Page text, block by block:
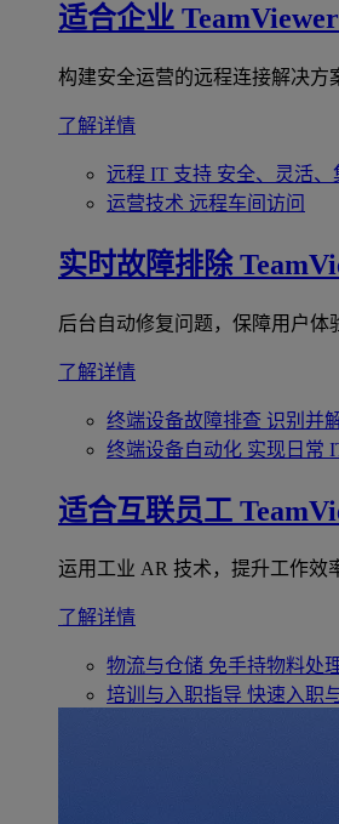
适合企业
构建安全运营的远程连接解决方
了解详情
远程 IT 支持 安全、灵活、
运营技术 远程车间访问
实时故障排除
后台自动修复问题，保障用户体
了解详情
终端设备故障排查 识别并
终端设备自动化 实现日常
适合互联员工
运用工业 AR 技术，提升工作效
了解详情
物流与仓储 免手持物料处
培训与入职指导 快速入职